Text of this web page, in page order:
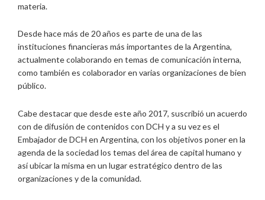
materia.
Desde hace más de 20 años es parte de una de las
instituciones financieras más importantes de la Argentina,
actualmente colaborando en temas de comunicación interna,
como también es colaborador en varias organizaciones de bien
público.
Cabe destacar que desde este año 2017, suscribió un acuerdo
con de difusión de contenidos con DCH y a su vez es el
Embajador de DCH en Argentina, con los objetivos poner en la
agenda de la sociedad los temas del área de capital humano y
así ubicar la misma en un lugar estratégico dentro de las
organizaciones y de la comunidad.